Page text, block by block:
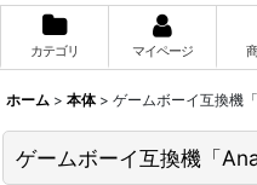
カテゴリ マイページ
ホーム > 本体 > ゲームボーイ互換機
ゲームボーイ互換機「